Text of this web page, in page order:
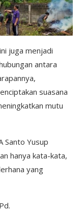
juga menjadi
antara
suasana
mutu
Santo Yusup
hanya kata-kata,
yang